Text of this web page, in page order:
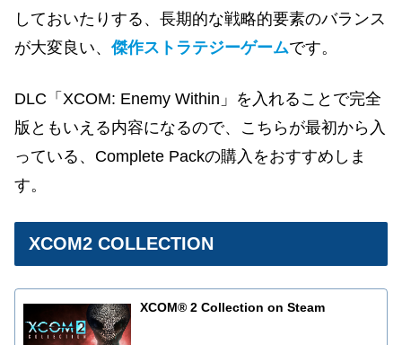
しておいたりする、長期的な戦略的要素のバランス
が大変良い、傑作ストラテジーゲームです。
DLC「XCOM: Enemy Within」を入れることで完全
版ともいえる内容になるので、こちらが最初から入
っている、Complete Packの購入をおすすめしま
す。
XCOM2 COLLECTION
XCOM® 2 Collection on Steam